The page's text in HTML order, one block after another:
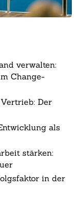
verwalten:
Change-
Der
als
stärken:
in der